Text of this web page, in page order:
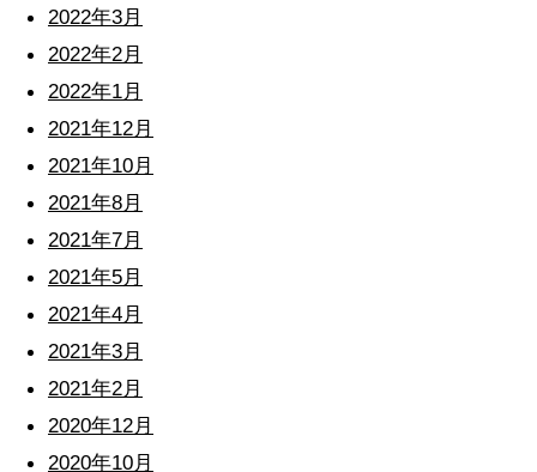
2022年3月
2022年2月
2022年1月
2021年12月
2021年10月
2021年8月
2021年7月
2021年5月
2021年4月
2021年3月
2021年2月
2020年12月
2020年10月